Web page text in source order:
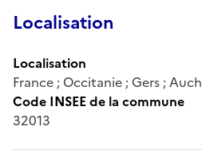
Localisation
Localisation
France ; Occitanie ; Gers ; Auch
Code INSEE de la commune
32013